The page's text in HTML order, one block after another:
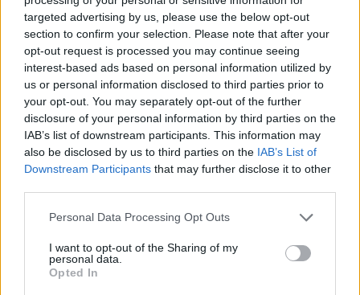
targeted advertising by us, please use the below opt-out
section to confirm your selection. Please note that after your
opt-out request is processed you may continue seeing
interest-based ads based on personal information utilized by
us or personal information disclosed to third parties prior to
your opt-out. You may separately opt-out of the further
disclosure of your personal information by third parties on the
IAB’s list of downstream participants. This information may
also be disclosed by us to third parties on the IAB’s List of
Downstream Participants that may further disclose it to other
Personal Data Processing Opt Outs
I want to opt-out of the Sharing of my
personal data.
Opted In
kuuluvat leijalautailukoulut, jotka tosin ovat toiminnassa
vain kesäkauden aikana. Koulut järjestävät opetusta, joka
ei ole halpaa huvia, mutta mitä pidempään opetus kestää,
sen edullisemmaksi se tuntia kohden tulee.
Kansallispuistossa on paljon erilaisia
majapaikkoja
, joissa yöpyvät voi kunnolla
tutustua tämän ainutlaatuisen kansallispuiston parhaisiin
paloihin. Alueella voi myös telttailla, ja edullisimmat
bungalowit maksavat 700 bahtia, mutta kansallispuiston
ympäristössä on myös mökkejä, jotka maksavat 1000
on kohtuuhintaisia, ja lentokentän eteläpuolella oleva
kansallispuisto on paikka, jossa monet viihtyvät
päivätolkulla.